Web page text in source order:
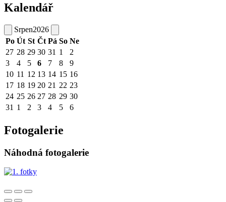
Kalendář
Srpen2026
Po Út St Čt Pá So Ne
27 28 29 30 31 1
2
3
4 5 6 7 8
9
10 11 12 13 14 15 16
17 18 19 20 21 22 23
24 25 26 27 28 29 30
31 1 2 3 4 5 6
Fotogalerie
Náhodná fotogalerie